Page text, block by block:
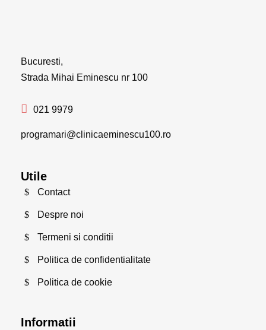
Bucuresti,
Strada Mihai Eminescu nr 100
021 9979
programari@clinicaeminescu100.ro
Utile
Contact
Despre noi
Termeni si conditii
Politica de confidentialitate
Politica de cookie
Informatii